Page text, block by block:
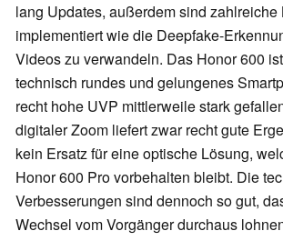
lang Updates, außerdem sind zahlreiche
implementiert wie die Deepfake-
Videos zu verwandeln. Das Honor 600
technisch rundes und gelungenes
recht hohe UVP mittlerweile stark
digitaler Zoom liefert zwar recht gute
kein Ersatz für eine optische Lösung,
Honor 600 Pro vorbehalten bleibt. Die
Verbesserungen sind dennoch so gut,
Wechsel vom Vorgänger durchaus